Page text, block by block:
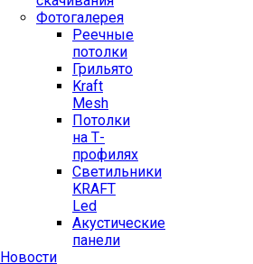
Фотогалерея
Реечные
потолки
Грильято
Kraft
Mesh
Потолки
на Т-
профилях
Свeтильники
KRAFT
Led
Акустические
панели
Новости